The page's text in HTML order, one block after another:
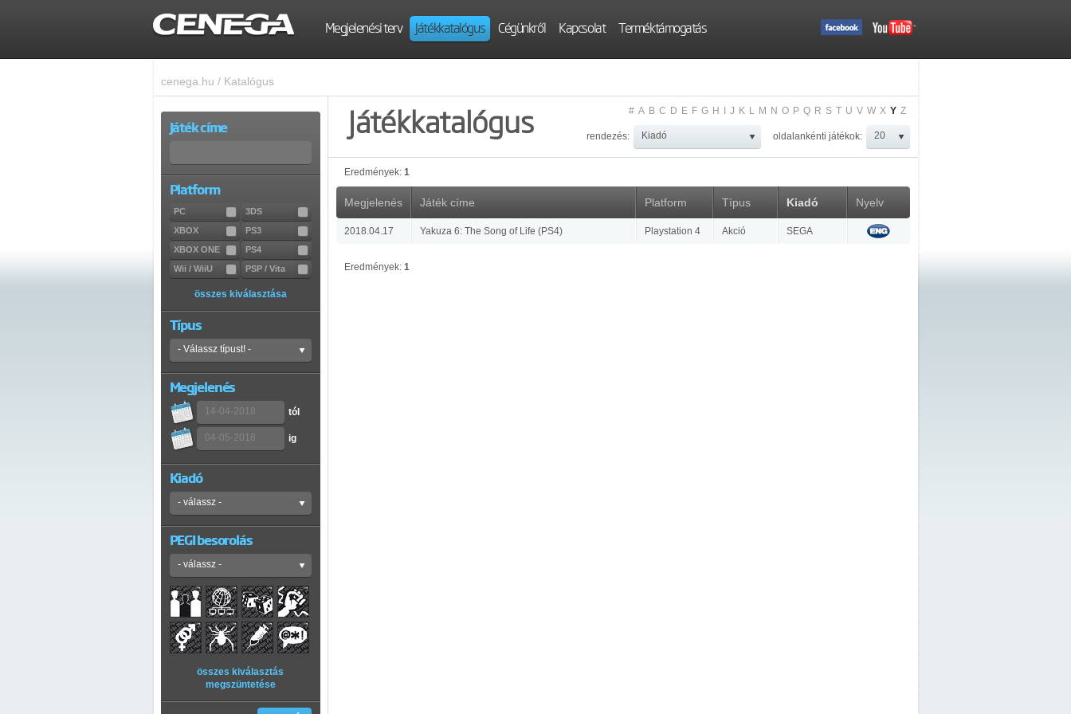
Megjelenési terv Játékkatalógus Cégünkről Kapcsolat Terméktámogatás
cenega.hu / Katalógus
Játék címe
Platform
PC
3DS
XBOX
PS3
XBOX ONE
PS4
Wii / WiiU
PSP / Vita
összes kiválasztása
Típus
Megjelenés
tól
ig
Kiadó
PEGI besorolás
összes kiválasztás
megszüntetése
Játékkatalógus # A B C D E F G H J K L M N O P Q R S T U V W X Y Z
rendezés: oldalankénti játékok:
Eredmények: 1
Megjelenés Játék címe Platform Típus Kiadó Nyelv
2018.04.17 Yakuza 6: The Song of Life (PS4) Playstation 4 Akció SEGA
Eredmények: 1